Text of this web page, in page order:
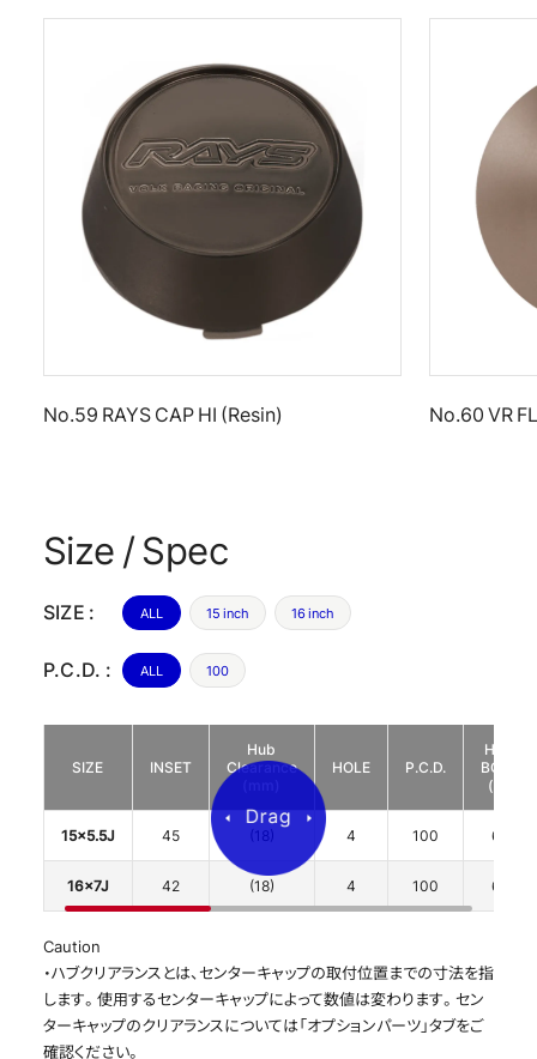
No.59 RAYS CAP HI (Resin) No.60 VR
Size / Spec
SIZE : ALL 15 inch 16 inch
P.C.D. : ALL 100
SIZE INSET
Hub
Clearance
HOLE P.C.D.
HUB
BORE
(φ)
15x5.5J 45 (18) 4 100 65
16x7J 42 (18) 4 100 65
Caution
・ハブクリアランスとは、センターキャップの取付位置までの寸法を指
します。使用するセンターキャップによって数値は変わります。セン
ターキャップのクリアランスについては「オプションパーツ」タブをご
確認ください。